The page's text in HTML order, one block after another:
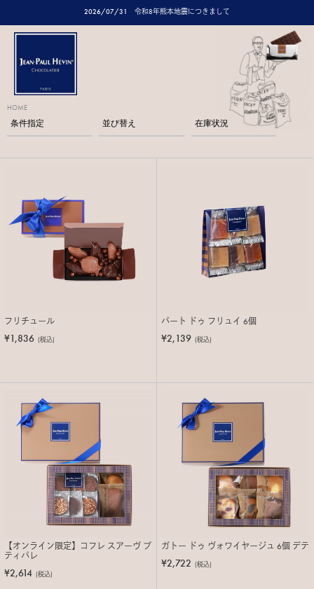
2026/07/31 令和8年熊本地震につきまして
HOME
条件指定 並び替え 在庫状況
フリチュール
¥1,836 (税込)
パート ドゥ フリュイ 6個
¥2,139 (税込)
【オンライン限定】コフレ スアーヴ プ
ティパレ
¥2,614 (税込)
ガトー ドゥ ヴォワイヤージュ 6個 デテ
¥2,722 (税込)